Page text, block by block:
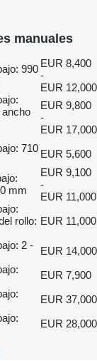
manuales
990 EUR 8,400
-
EUR 12,000
EUR 9,800
-
EUR 17,000
710 EUR 5,600
mm
EUR 9,100
-
EUR 11,000
rollo: EUR 11,000
2 -
EUR 14,000
EUR 7,900
EUR 37,000
EUR 28,000